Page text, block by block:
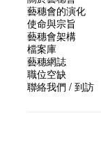
藝穗會的演化
使命與宗旨
藝穗會架構
檔案庫
藝穗網誌
職位空缺
聯絡我們 / 到訪